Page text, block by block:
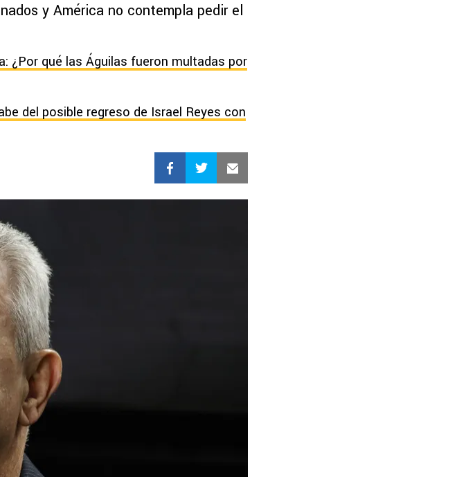
y América no contempla pedir el
¿Por qué las Águilas fueron multadas por
del posible regreso de Israel Reyes con